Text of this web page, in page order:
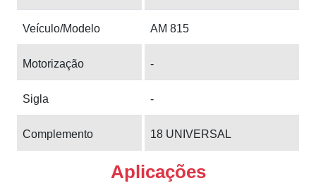
Veículo/Modelo AM 815
Motorização -
Sigla -
Complemento 18 UNIVERSAL
Aplicações